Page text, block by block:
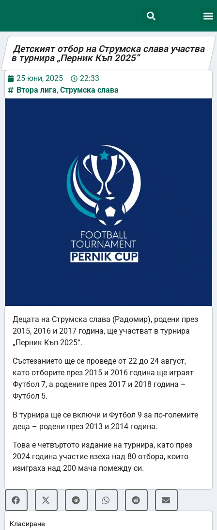
Класиране
Детският отбор на Струмска слава участва
в турнира „Перник Къп 2025“
25 юни, 2025
22:33
Втора лига, Струмска слава
Децата на Струмска слава (Радомир), родени през
2015, 2016 и 2017 година, ще участват в турнира
„Перник Къп 2025“.
Състезанието ще се проведе от 22 до 24 август,
като отборите през 2015 и 2016 година ще играят
Футбол 7, а родените през 2017 и 2018 година –
Футбол 5.
В турнира ще се включи и Футбол 9 за по-големите
деца – родени през 2013 и 2014 година.
Това е четвъртото издание на турнира, като през
2024 година участие взеха над 80 отбора, които
изиграха над 200 мача помежду си.